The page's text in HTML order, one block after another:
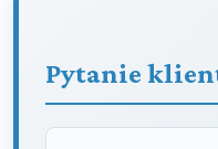
Pytanie